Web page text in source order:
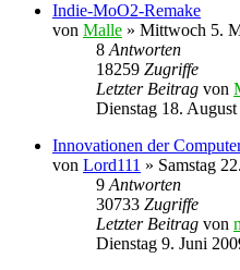
Indie-MoO2-Remake
von Malle » Mittwoch 5.
8 Antworten
18259 Zugriffe
Letzter Beitrag von
Dienstag 18.
Innovationen der
von Lord111 » Samstag
9 Antworten
30733 Zugriffe
Letzter Beitrag von
Dienstag 9. Juni